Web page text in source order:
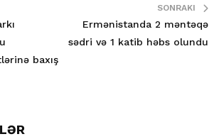
baxış
SONRAKI
Ermənistanda 2 məntəqə
sədri və 1 katib həbs olundu